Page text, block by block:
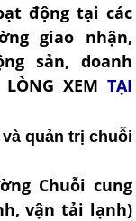
động tại các
giao nhận,
sản, doanh
XEM TẠI
quản trị chuỗi
Chuỗi cung
vận tải lạnh)